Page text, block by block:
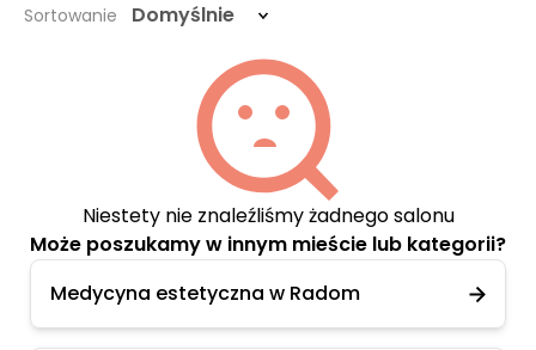
Sortowanie Domyślnie
Niestety nie znaleźliśmy żadnego salonu
Może poszukamy w innym mieście lub kategorii?
Medycyna estetyczna w Radom